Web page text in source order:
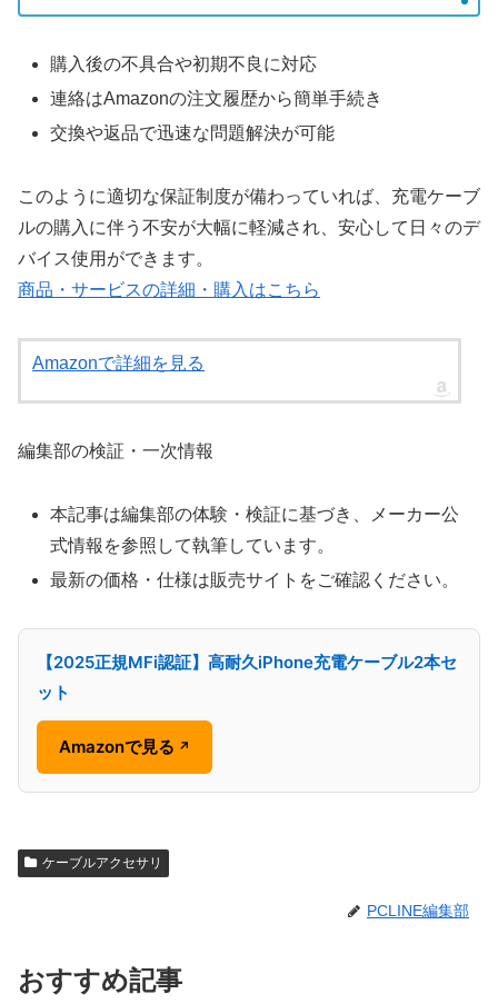
購入後の不具合や初期不良に対応
連絡はAmazonの注文履歴から簡単手続き
交換や返品で迅速な問題解決が可能
このように適切な保証制度が備わっていれば、充電ケーブ
ルの購入に伴う不安が大幅に軽減され、安心して日々のデ
バイス使用ができます。
商品・サービスの詳細・購入はこちら
Amazonで詳細を見る
編集部の検証・一次情報
本記事は編集部の体験・検証に基づき、メーカー公
式情報を参照して執筆しています。
最新の価格・仕様は販売サイトをご確認ください。
【2025正規MFi認証】高耐久iPhone充電ケーブル2本セ
ット
Amazonで見る ↗
ケーブルアクセサリ
PCLINE編集部
おすすめ記事